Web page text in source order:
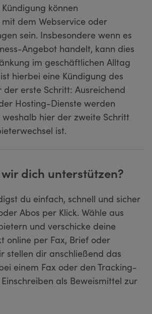
können
dem Webservice oder
sein. Insbesondere wenn es
Angebot handelt, kann dies
im geschäftlichen Alltag
hierbei eine Kündigung des
der erste Schritt: Ausreichend
Hosting-Dienste werden
hier der zweite Schritt
ist.
dich unterstützen?
du einfach, schnell und sicher
Abos per Klick. Wähle aus
und verschicke deine
online per Fax, Brief oder
stellen dir anschließend das
einem Fax oder den Tracking-
als Beweismittel zur